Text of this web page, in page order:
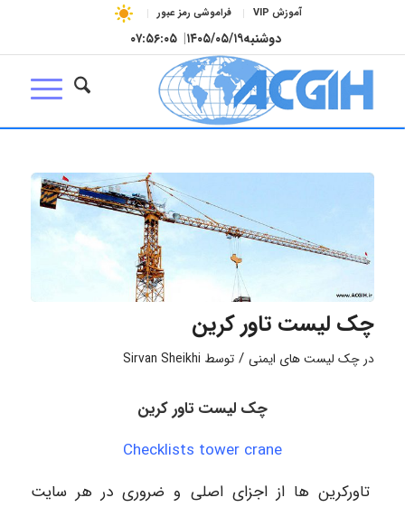
آموزش VIP فراموشی رمز عبور
دوشنبه۱۴۰۵/۰۵/۱۹| ۰۷:۵۶:۰۵
چک لیست تاور کرین
در چک لیست های ایمنی / توسط Sirvan Sheikhi
چک لیست تاور کرین
Checklists tower crane
تاورکرین ها از اجزای اصلی و ضروری در هر سایت